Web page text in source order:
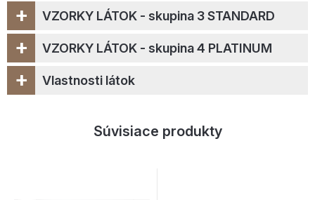
VZORKY LÁTOK - skupina 3 STANDARD
+
VZORKY LÁTOK - skupina 4 PLATINUM
+
Vlastnosti látok
+
Súvisiace produkty